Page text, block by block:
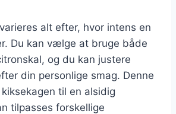
alt efter, hvor intens en
Du kan vælge at bruge både
og du kan justere
din personlige smag. Denne
til en alsidig
tilpasses forskellige